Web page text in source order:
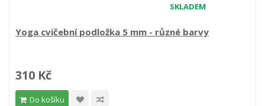
SKLADEM
Yoga cvičební podložka 5 mm - různé barvy
310 Kč
Do košíku